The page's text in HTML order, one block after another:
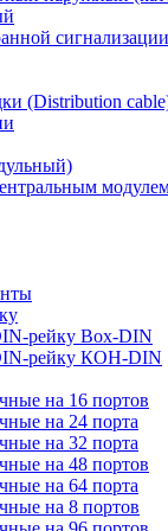
сигнализации
(Distribution
рейку Box-DIN
рейку КОН-DIN
на 16 портов
на 24 порта
на 32 порта
на 48 портов
на 64 порта
на 8 портов